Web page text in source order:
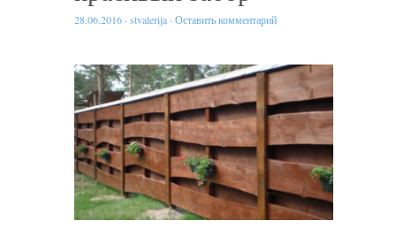
28.06.2016 · stvalerija · Оставить комментарий